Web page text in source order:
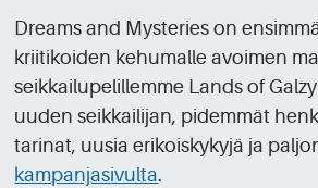
Dreams and Mysteries on
kriitikoiden kehumalle avoimen
seikkailupelillemme Lands of
uuden seikkailijan, pidemmät
tarinat, uusia erikoiskykyjä ja
kampanjasivulta.